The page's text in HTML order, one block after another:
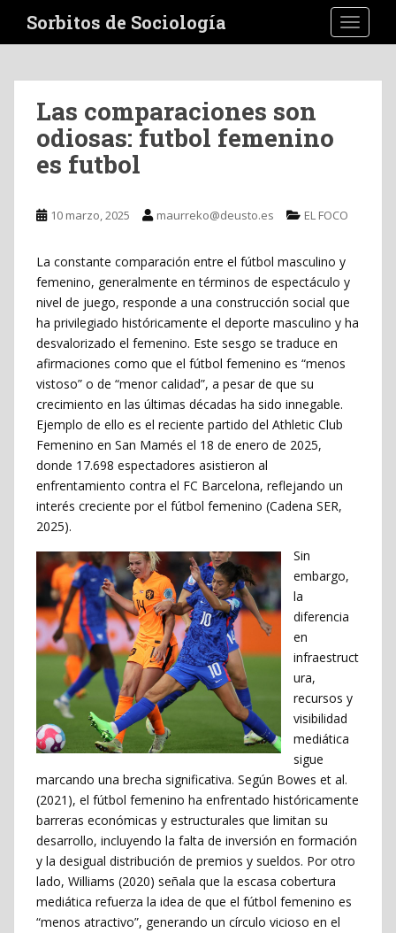
i
Sorbitos de Sociología
Las comparaciones son
odiosas: futbol femenino
es futbol
10 marzo, 2025 maurreko@deusto.es EL FOCO
La constante comparación entre el fútbol masculino y
femenino, generalmente en términos de espectáculo y
nivel de juego, responde a una construcción social que
ha privilegiado históricamente el deporte masculino y ha
desvalorizado el femenino. Este sesgo se traduce en
afirmaciones como que el fútbol femenino es “menos
vistoso” o de “menor calidad”, a pesar de que su
crecimiento en las últimas décadas ha sido innegable.
Ejemplo de ello es el reciente partido del Athletic Club
Femenino en San Mamés el 18 de enero de 2025,
donde 17.698 espectadores asistieron al
enfrentamiento contra el FC Barcelona, reflejando un
interés creciente por el fútbol femenino (Cadena SER,
2025).
Sin
embargo,
la
diferencia
en
infraestruct
ura,
recursos y
visibilidad
mediática
sigue
marcando una brecha significativa. Según Bowes et al.
(2021), el fútbol femenino ha enfrentado históricamente
barreras económicas y estructurales que limitan su
desarrollo, incluyendo la falta de inversión en formación
y la desigual distribución de premios y sueldos. Por otro
lado, Williams (2020) señala que la escasa cobertura
mediática refuerza la idea de que el fútbol femenino es
“menos atractivo”, generando un círculo vicioso en el